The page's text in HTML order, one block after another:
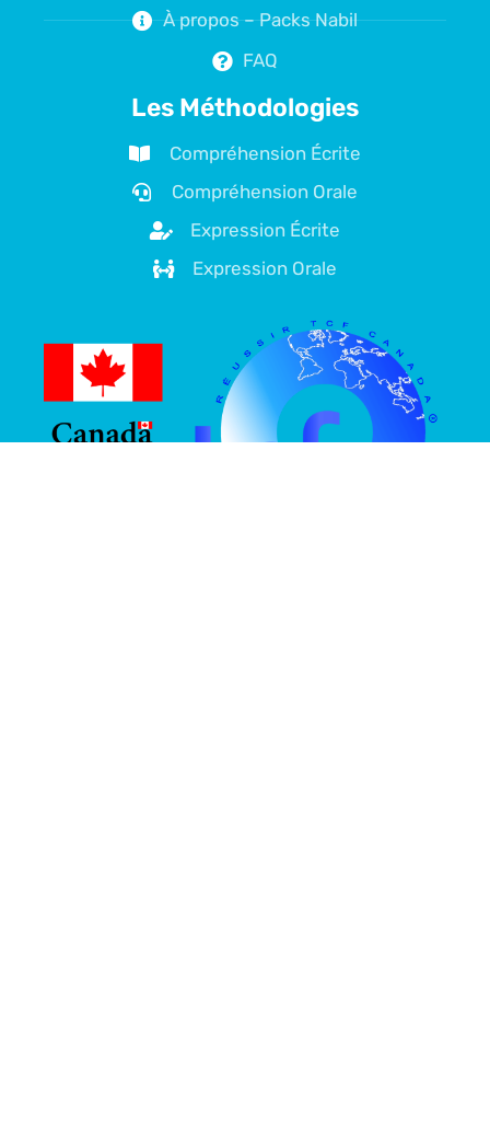
À propos – Packs Nabil
FAQ
Les Méthodologies
Compréhension Écrite
Compréhension Orale
Expression Écrite
Expression Orale